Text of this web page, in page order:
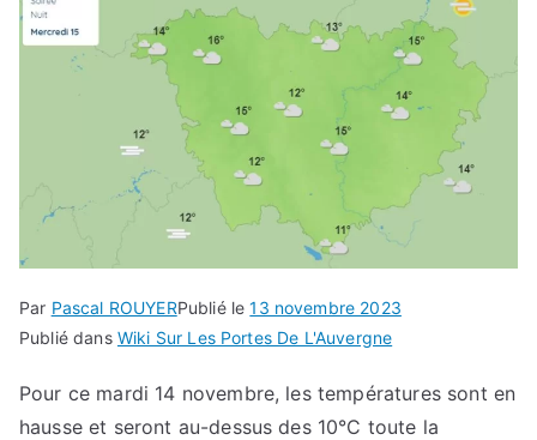
Par Pascal ROUYERPublié le13 novembre 2023
Publié dans Wiki Sur Les Portes De L'Auvergne
Pour ce mardi 14 novembre, les températures sont en
hausse et seront au-dessus des 10°C toute la